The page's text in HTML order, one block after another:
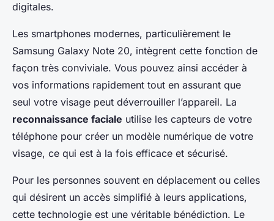
digitales.
Les smartphones modernes, particulièrement le
Samsung Galaxy Note 20, intègrent cette fonction de
façon très conviviale. Vous pouvez ainsi accéder à
vos informations rapidement tout en assurant que
seul votre visage peut déverrouiller l’appareil. La
reconnaissance faciale utilise les capteurs de votre
téléphone pour créer un modèle numérique de votre
visage, ce qui est à la fois efficace et sécurisé.
Pour les personnes souvent en déplacement ou celles
qui désirent un accès simplifié à leurs applications,
cette technologie est une véritable bénédiction. Le